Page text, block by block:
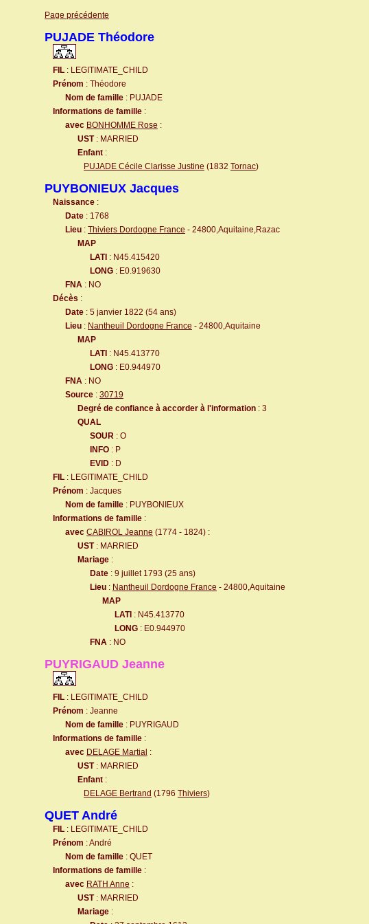
Page précédente
PUJADE Théodore
FIL : LEGITIMATE_CHILD
Prénom : Théodore
Nom de famille : PUJADE
Informations de famille :
avec BONHOMME Rose :
UST: MARRIED
Enfant :
PUJADE Cécile Clarisse Justine (1832 Tornac)
PUYBONIEUX Jacques
Naissance :
Date : 1768
Lieu : Thiviers Dordogne France - 24800,Aquitaine,Razac
MAP
LATI : N45.415420
LONG : E0.919630
FNA : NO
Décès :
Date : 5 janvier 1822 (54 ans)
Lieu : Nantheuil Dordogne France - 24800,Aquitaine
MAP
LATI : N45.413770
LONG : E0.944970
FNA : NO
Source : 30719
Degré de confiance à accorder à l'information : 3
QUAL
SOUR : O
INFO : P
EVID : D
FIL : LEGITIMATE_CHILD
Prénom : Jacques
Nom de famille : PUYBONIEUX
Informations de famille :
avec CABIROL Jeanne (1774 - 1824) :
UST: MARRIED
Mariage :
Date : 9 juillet 1793 (25 ans)
Lieu : Nantheuil Dordogne France - 24800,Aquitaine
MAP
LATI : N45.413770
LONG : E0.944970
FNA : NO
PUYRIGAUD Jeanne
FIL : LEGITIMATE_CHILD
Prénom : Jeanne
Nom de famille : PUYRIGAUD
Informations de famille :
avec DELAGE Martial :
UST: MARRIED
Enfant :
DELAGE Bertrand (1796 Thiviers)
QUET André
FIL : LEGITIMATE_CHILD
Prénom : André
Nom de famille : QUET
Informations de famille :
avec RATH Anne :
UST: MARRIED
Mariage :